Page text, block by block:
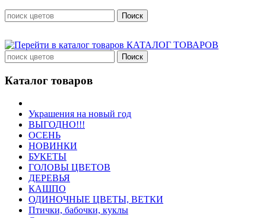
КАТАЛОГ ТОВАРОВ
Каталог товаров
Украшения на новый год
ВЫГОДНО!!!
ОСЕНЬ
НОВИНКИ
БУКЕТЫ
ГОЛОВЫ ЦВЕТОВ
ДЕРЕВЬЯ
КАШПО
ОДИНОЧНЫЕ ЦВЕТЫ, ВЕТКИ
Птички, бабочки, куклы